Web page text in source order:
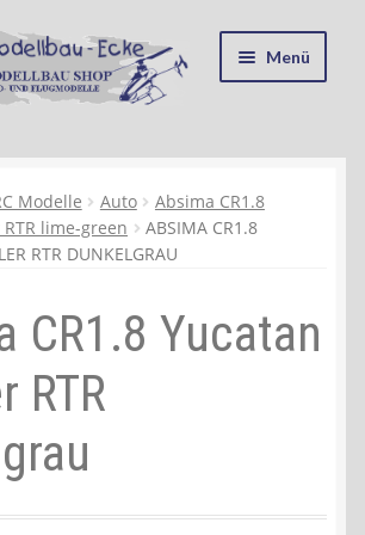
Menü
und Umwelt
Modelle Auto
Absima CR1.8
lime-green
ABSIMA CR1.8
RTR DUNKELGRAU
CR1.8 Yucatan
RTR